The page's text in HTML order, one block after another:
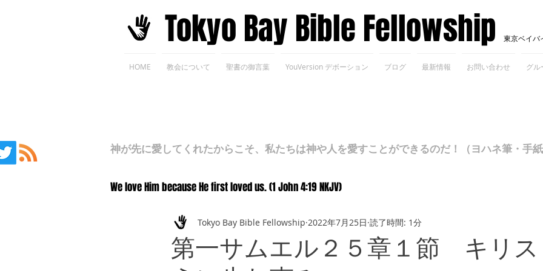
​Tokyo Bay Bible Fellowship 東京ベイバ
HOME 教会について 聖書の御言葉 YouVersion デボーション ブログ 最新情報 お問い合わせ グル
神が先に愛してくれたからこそ、私たちは神や人を愛すことができるのだ！（ヨハネ筆・手
We love Him because He first loved us. (1 John 4:19 NKJV)
第一サムエル２５章１節 キリ
Tokyo Bay Bible Fellowship 2022年7月25日 読了時間: 1分